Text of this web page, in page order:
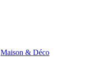
Maison & Déco